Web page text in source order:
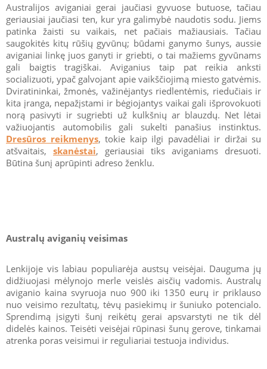
Australijos aviganiai gerai jaučiasi gyvuose butuose, tačiau
geriausiai jaučiasi ten, kur yra galimybė naudotis sodu. Jiems
patinka žaisti su vaikais, net pačiais mažiausiais. Tačiau
saugokitės kitų rūšių gyvūnų; būdami ganymo šunys, aussie
aviganiai linkę juos ganyti ir griebti, o tai mažiems gyvūnams
gali baigtis tragiškai. Aviganius taip pat reikia anksti
socializuoti, ypač galvojant apie vaikščiojimą miesto gatvėmis.
Dviratininkai, žmonės, važinėjantys riedlentėmis, riedučiais ir
kita įranga, nepažįstami ir bėgiojantys vaikai gali išprovokuoti
norą pasivyti ir sugriebti už kulkšnių ar blauzdų. Net lėtai
važiuojantis automobilis gali sukelti panašius instinktus.
Dresūros reikmenys, tokie kaip ilgi pavadėliai ir diržai su
atšvaitais, skanėstai, geriausiai tiks aviganiams dresuoti.
Būtina šunį aprūpinti adreso ženklu.
Australų aviganių veisimas
Lenkijoje vis labiau populiarėja austsų veisėjai. Dauguma jų
didžiuojasi mėlynojo merle veislės aisčių vadomis. Australų
aviganio kaina svyruoja nuo 900 iki 1350 eurų ir priklauso
nuo veisimo rezultatų, tėvų pasiekimų ir šuniuko potencialo.
Sprendimą įsigyti šunį reikėtų gerai apsvarstyti ne tik dėl
didelės kainos. Teisėti veisėjai rūpinasi šunų gerove, tinkamai
atrenka poras veisimui ir reguliariai testuoja individus.